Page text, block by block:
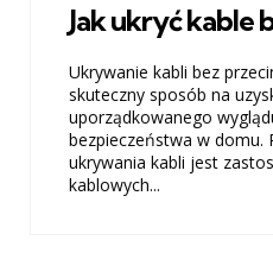
Jak ukryć kable
Ukrywanie kabli bez
skuteczny sposób na
uporządkowanego
bezpieczeństwa w domu.
ukrywania kabli jest
kablowych...